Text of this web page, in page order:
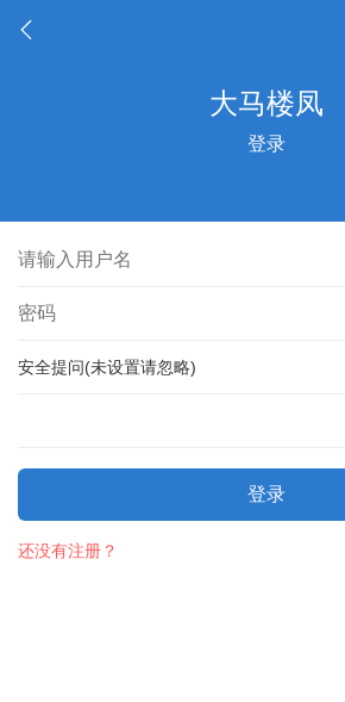
登录
安全提问(未设置请忽略)
登录
还没有注册？